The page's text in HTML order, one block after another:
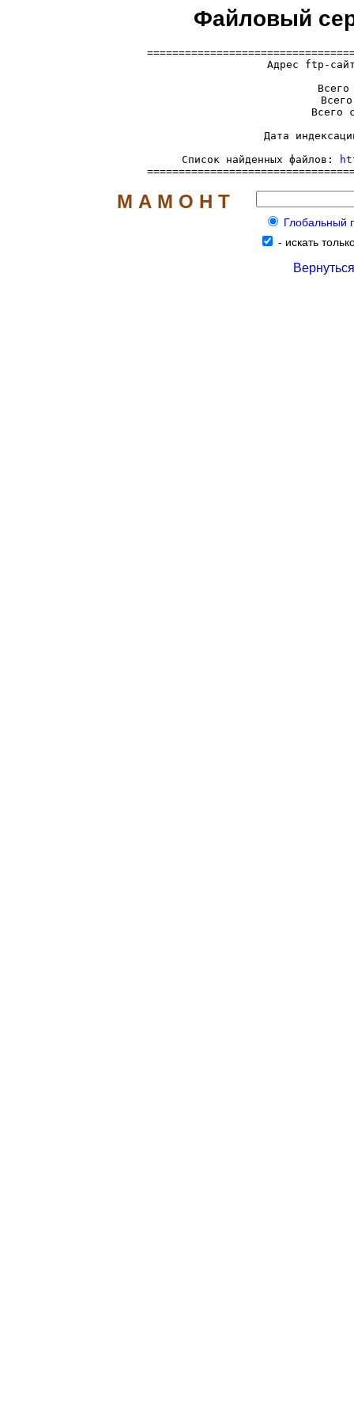
Файловый
Адрес ftp-
Всего
Всего
Дата
     Список найденных файлов:
М А М О Н Т
Глобальный
- искать